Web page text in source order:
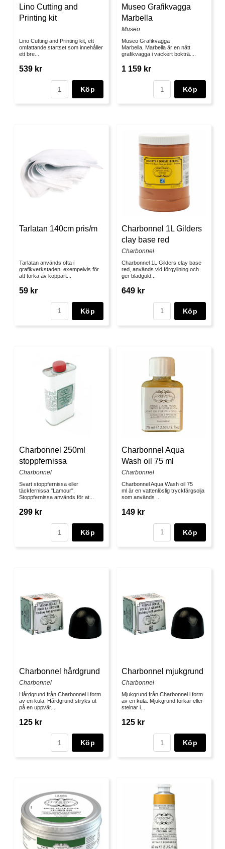
Lino Cutting and
Printing kit
Lino Cutting and Printing kit, ett
omfattande startset som innehåller
ett bre...
539 kr
Köp
Museo Grafikvagga
Marbella
Museo
Museo Grafikvagga
Marbella, Marbella är en nätt
grafikvagga i vackert bokträ....
1 159 kr
Köp
Tarlatan 140cm pris/m
Tarlatan används ofta i
grafikverkstaden, exempelvis för
att torka av koppart...
59 kr
Köp
Charbonnel 1L Gilders
clay base red
Charbonnel
Charbonnel 1L Gilders clay base
red, används vid förgyllning och
ger bladguld...
649 kr
Köp
Charbonnel 250ml
stoppfernissa
Charbonnel
Svart stoppfernissa eller
täckfernissa "Lamour".
Stoppfernissa används för at...
299 kr
Köp
Charbonnel Aqua
Wash oil 75 ml
Charbonnel
Charbonnel Aqua Wash oil 75
ml är en vattenlöslig tryckfärgsolja
som används ...
149 kr
Köp
Charbonnel hårdgrund
Charbonnel
Hårdgrund från Charbonnel i form
av en kula. Hårdgrund stryks ut
på en uppvär...
125 kr
Köp
Charbonnel mjukgrund
Charbonnel
Mjukgrund från Charbonnel i form
av en kula. Mjukgrund torkar eller
stelnar i...
125 kr
Köp